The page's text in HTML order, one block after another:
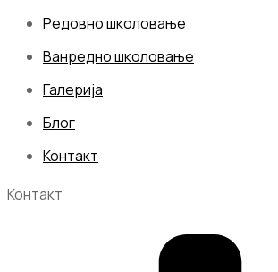
Редовно школовање
Ванредно школовање
Галерија
Блог
Контакт
Контакт